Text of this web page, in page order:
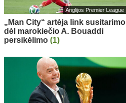
Anglijos Premier League
„Man City“ artėja link susitarimo
dėl marokiečio A. Bouaddi
persikėlimo (1)